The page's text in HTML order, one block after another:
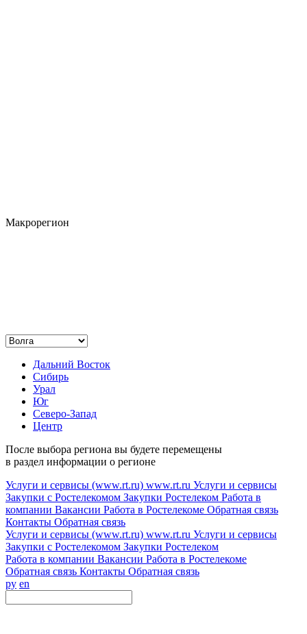
Макрорегион
Дальний Восток
Сибирь
Урал
Юг
Северо-Запад
Центр
После выбора региона вы будете перемещены
в раздел информации о регионе
Услуги и сервисы (www.rt.ru) www.rt.ru Услуги и сервисы
Закупки с Ростелекомом Закупки Ростелеком Работа в
компании Вакансии Работа в Ростелекоме Обратная связь
Контакты Обратная связь
Услуги и сервисы (www.rt.ru) www.rt.ru Услуги и сервисы
Закупки с Ростелекомом Закупки Ростелеком
Работа в компании Вакансии Работа в Ростелекоме
Обратная связь Контакты Обратная связь
ру en